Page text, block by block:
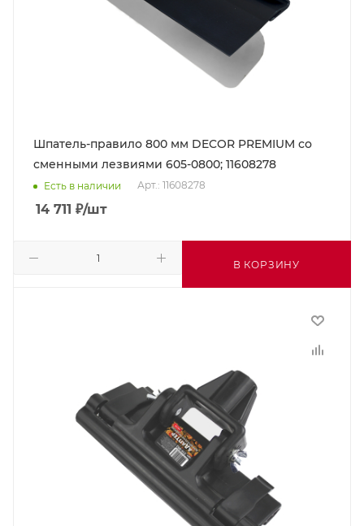
Шпатель-правило 800 мм DECOR PREMIUM со
сменными лезвиями 605-0800; 11608278
Есть в наличии Арт.: 11608278
14 711 ₽/шт
В КОРЗИНУ